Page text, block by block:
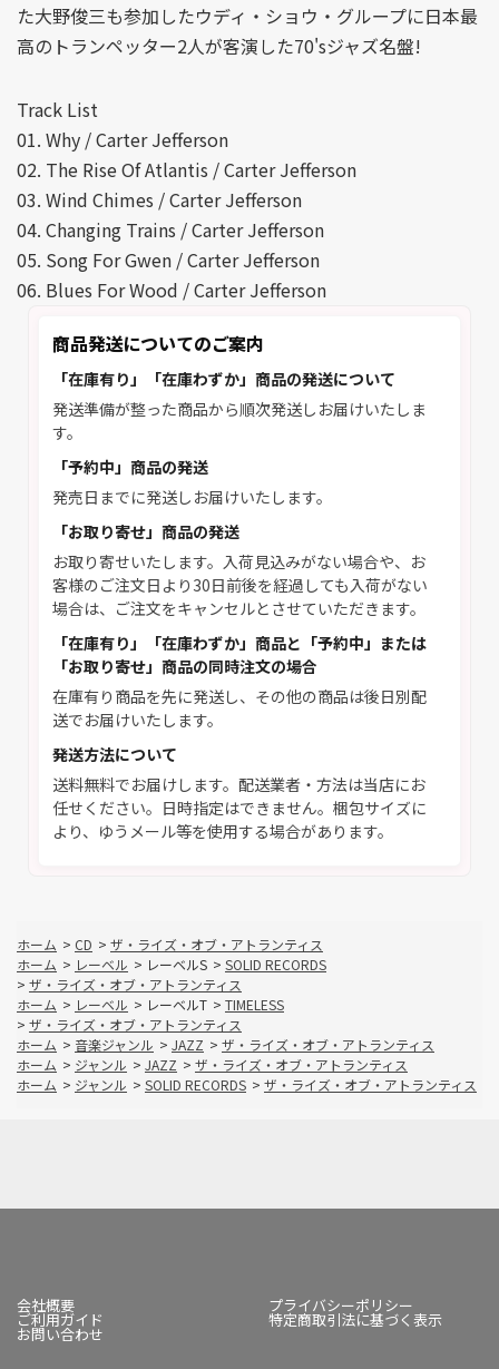
た大野俊三も参加したウディ・ショウ・グループに日本最
高のトランペッター2人が客演した70'sジャズ名盤!
Track List
01. Why / Carter Jefferson
02. The Rise Of Atlantis / Carter Jefferson
03. Wind Chimes / Carter Jefferson
04. Changing Trains / Carter Jefferson
05. Song For Gwen / Carter Jefferson
06. Blues For Wood / Carter Jefferson
商品発送についてのご案内
「在庫有り」「在庫わずか」商品の発送について
発送準備が整った商品から順次発送しお届けいたしま
す。
「予約中」商品の発送
発売日までに発送しお届けいたします。
「お取り寄せ」商品の発送
お取り寄せいたします。入荷見込みがない場合や、お
客様のご注文日より30日前後を経過しても入荷がない
場合は、ご注文をキャンセルとさせていただきます。
「在庫有り」「在庫わずか」商品と「予約中」または
「お取り寄せ」商品の同時注文の場合
在庫有り商品を先に発送し、その他の商品は後日別配
送でお届けいたします。
発送方法について
送料無料でお届けします。配送業者・方法は当店にお
任せください。日時指定はできません。梱包サイズに
より、ゆうメール等を使用する場合があります。
ホーム > CD > ザ・ライズ・オブ・アトランティス
ホーム > レーベル > レーベルS > SOLID RECORDS
> ザ・ライズ・オブ・アトランティス
ホーム > レーベル > レーベルT > TIMELESS
> ザ・ライズ・オブ・アトランティス
ホーム > 音楽ジャンル > JAZZ > ザ・ライズ・オブ・アトランティス
ホーム > ジャンル > JAZZ > ザ・ライズ・オブ・アトランティス
ホーム > ジャンル > SOLID RECORDS > ザ・ライズ・オブ・アトランティス
会社概要 プライバシーポリシー
ご利用ガイド 特定商取引法に基づく表示
お問い合わせ